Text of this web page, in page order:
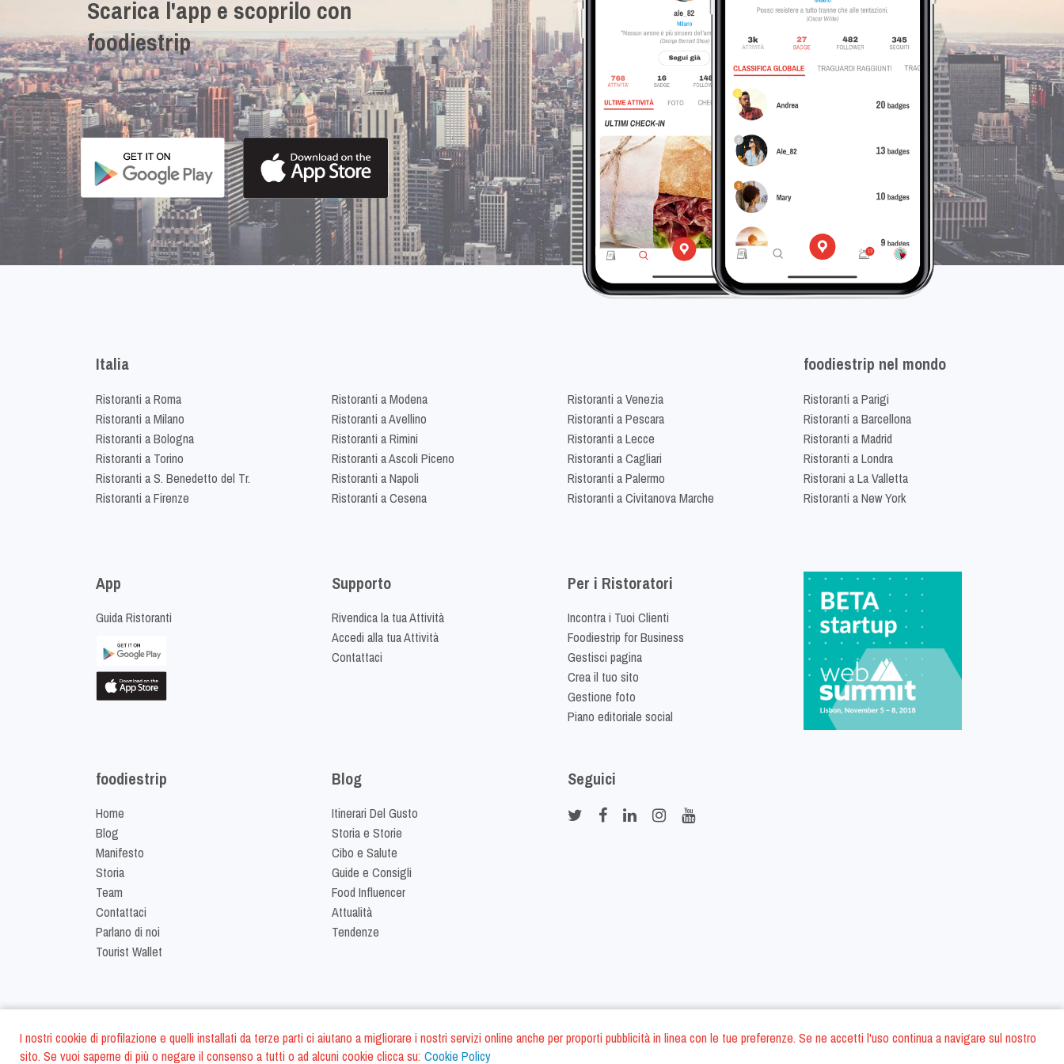
I nostri cookie di profilazione e quelli installati da terze parti ci aiutano a migliorare i nostri servizi online anche per proporti pubblicità in linea con le tue preferenze. Se ne accetti l'uso continua a navigare sul nostro
sito. Se vuoi saperne di più o negare il consenso a tutti o ad alcuni cookie clicca su: Cookie Policy
Scarica l'app e scoprilo con
foodiestrip
Italia
Ristoranti a Roma
Ristoranti a Milano
Ristoranti a Bologna
Ristoranti a Torino
Ristoranti a S. Benedetto del Tr.
Ristoranti a Firenze
Ristoranti a Modena
Ristoranti a Avellino
Ristoranti a Rimini
Ristoranti a Ascoli Piceno
Ristoranti a Napoli
Ristoranti a Cesena
Ristoranti a Venezia
Ristoranti a Pescara
Ristoranti a Lecce
Ristoranti a Cagliari
Ristoranti a Palermo
Ristoranti a Civitanova Marche
foodiestrip nel mondo
Ristoranti a Parigi
Ristoranti a Barcellona
Ristoranti a Madrid
Ristoranti a Londra
Ristorani a La Valletta
Ristoranti a New York
App
Guida Ristoranti
Supporto
Rivendica la tua Attività
Accedi alla tua Attività
Contattaci
Per i Ristoratori
Incontra i Tuoi Clienti
Foodiestrip for Business
Gestisci pagina
Crea il tuo sito
Gestione foto
Piano editoriale social
foodiestrip
Home
Blog
Manifesto
Storia
Team
Contattaci
Parlano di noi
Tourist Wallet
Blog
Itinerari Del Gusto
Storia e Storie
Cibo e Salute
Guide e Consigli
Food Influencer
Attualità
Tendenze
Seguici
© 2026FoodiesTrip S.r.l. - P.IVA IT01975940675 - All Rights Reserved